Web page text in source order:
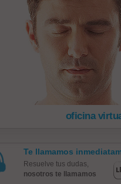
oficina
Te llamamos
Resuelve tus dudas,
nosotros te llamamos